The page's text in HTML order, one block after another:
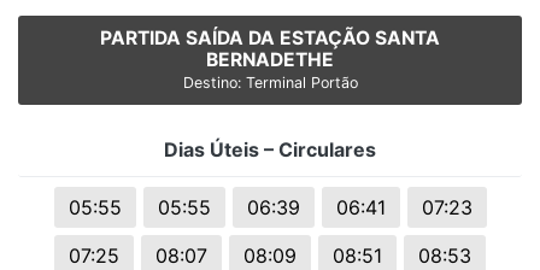
PARTIDA SAÍDA DA ESTAÇÃO SANTA
BERNADETHE
Destino: Terminal Portão
Dias Úteis – Circulares
05:55 05:55 06:39 06:41
07:23
07:25
08:07 08:09 08:51
08:53